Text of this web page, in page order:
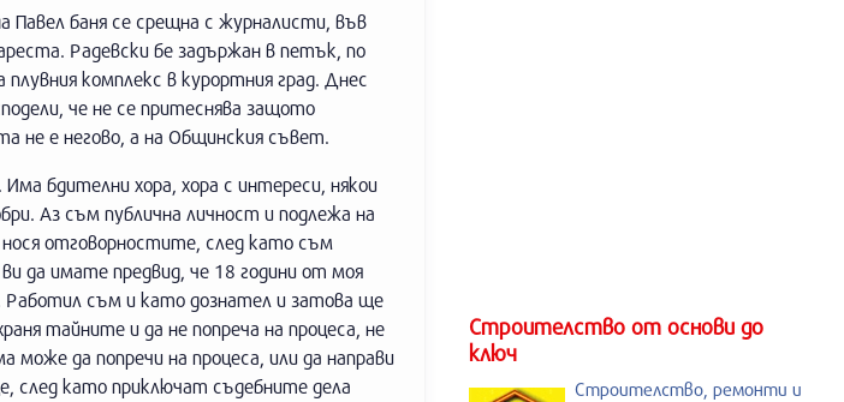
баня се срещна с журналисти, във
Радевски бе задържан в петък, по
плувния комплекс в курортния град. Днес
че не се притеснява защото
не е негово, а на Общинския съвет.
бдителни хора, хора с интереси, някои
Аз съм публична личност и подлежа на
отговорностите, след като съм
да имате предвид, че 18 години от моя
съм и като дознател и затова ще
тайните и да не попреча на процеса, не
да попречи на процеса, или да направи
след като приключат съдебните дела
Строителство от основи до
ключ
Строителство, ремонти и